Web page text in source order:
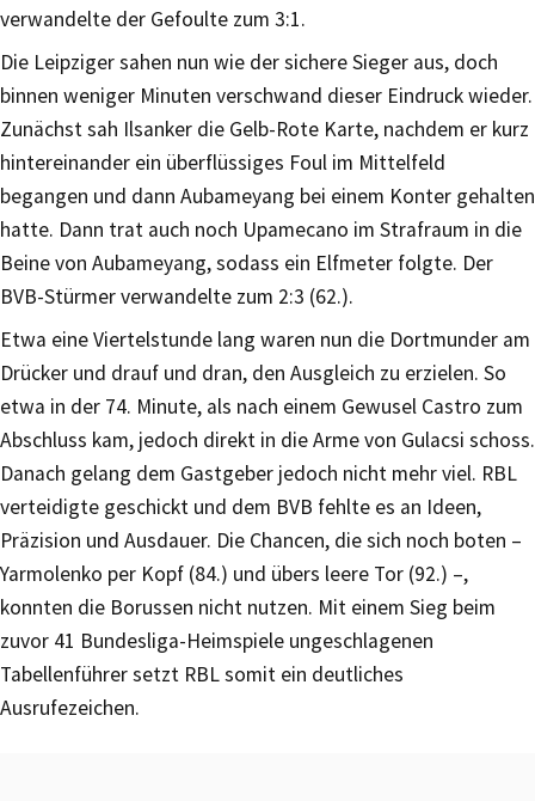
verwandelte der Gefoulte zum 3:1.
Die Leipziger sahen nun wie der sichere Sieger aus, doch
binnen weniger Minuten verschwand dieser Eindruck wieder.
Zunächst sah Ilsanker die Gelb-Rote Karte, nachdem er kurz
hintereinander ein überflüssiges Foul im Mittelfeld
begangen und dann Aubameyang bei einem Konter gehalten
hatte. Dann trat auch noch Upamecano im Strafraum in die
Beine von Aubameyang, sodass ein Elfmeter folgte. Der
BVB-Stürmer verwandelte zum 2:3 (62.).
Etwa eine Viertelstunde lang waren nun die Dortmunder am
Drücker und drauf und dran, den Ausgleich zu erzielen. So
etwa in der 74. Minute, als nach einem Gewusel Castro zum
Abschluss kam, jedoch direkt in die Arme von Gulacsi schoss.
Danach gelang dem Gastgeber jedoch nicht mehr viel. RBL
verteidigte geschickt und dem BVB fehlte es an Ideen,
Präzision und Ausdauer. Die Chancen, die sich noch boten –
Yarmolenko per Kopf (84.) und übers leere Tor (92.) –,
konnten die Borussen nicht nutzen. Mit einem Sieg beim
zuvor 41 Bundesliga-Heimspiele ungeschlagenen
Tabellenführer setzt RBL somit ein deutliches
Ausrufezeichen.